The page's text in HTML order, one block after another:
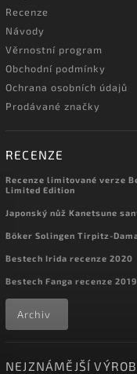
Recenze
Návody
Věrnostní program
Obchodní podmínky
Ochrana osobních údajů
Prodávané značky
RECENZE
Recenze limitované verze
Limited Edition
Japonský nůž Kanetsune
Böker Solingen Tirpitz-
Bestech Irida recenze 2020
Bestech Fanga recenze 2019
Archiv
NEJZNÁMĚJŠÍ